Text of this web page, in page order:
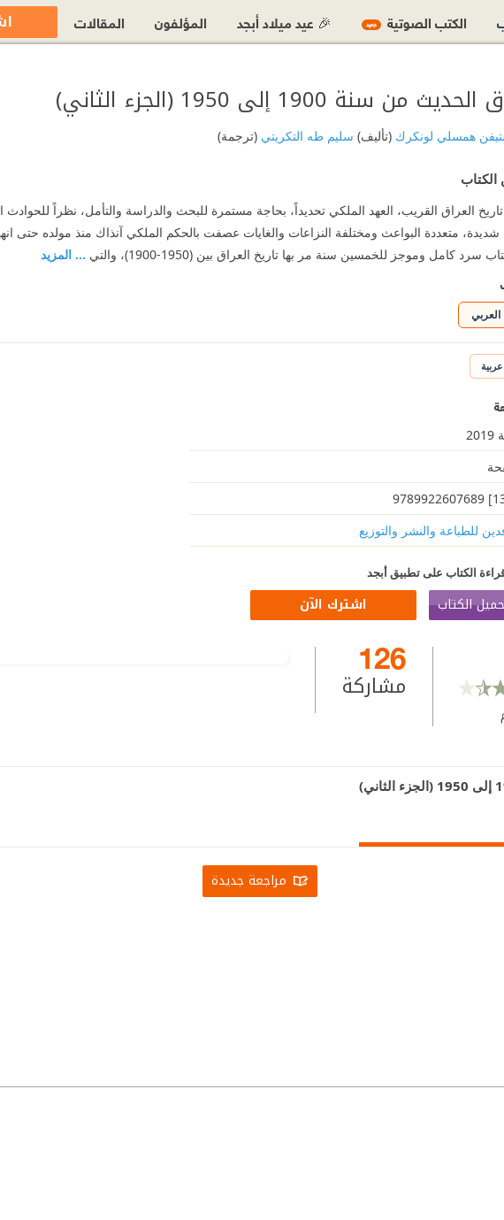
اشترك الآن
من سنة 1900 إلى 1950 (الجزء الثاني)
همسلي لونكرك(تأليف) سليم طه التكريتي(ترجمة)
الكتاب
العراق القريب، العهد الملكي تحديداً، بحاجة مستمرة للبحث والدراسة والتأمل، نظراً
متعددة البواعث ومختلفة النزاعات والغايات عصفت بالحكم الملكي آنذاك منذ مولده حتى
سرد كامل وموجز للخمسين سنة مر بها تاريخ العراق بين (1950-1900)، والتي
... المزيد
العربي
للطباعة والنشر والتوزيع
الكتاب على تطبيق أبجد
الكتاب اشترك الآن
126
مشاركة
مراجعة جديدة
الكتب الصوتية جديد 🎉 عيد ميلاد أبجد المؤلفون المقالات